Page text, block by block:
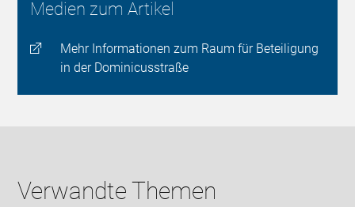
Medien zum Artikel
Mehr Informationen zum Raum für Beteiligung
in der Dominicusstraße
Verwandte Themen